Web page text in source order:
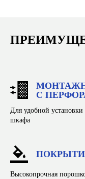
С
Для удобной установки
шкафа
Высокопрочная